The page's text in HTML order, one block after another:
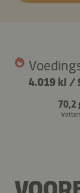
4.019 kJ /
70,2
Vetten